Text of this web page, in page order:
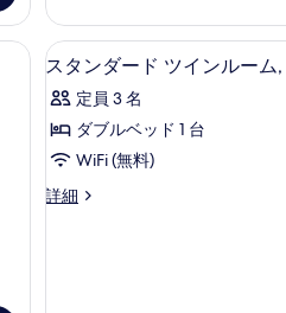
の
写
真
を
表
す
煙
可
の
細
ス
タ
ン
ダ
ド
1
スタンダード ツインルー
定員 3 名
ダブルベッド 1 台
WiFi (無料)
詳細
ス